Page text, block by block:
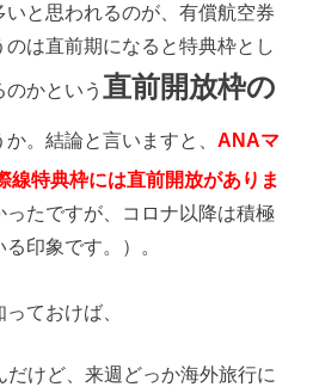
と思われるのが、有償航空券
は直前期になると特典枠とし
かという 直前開放枠の
か。結論と言いますと、ANAマ
線特典枠には直前開放がありま
ったですが、コロナ以降は積極
印象です。）。
ておけば、
だけど、来週どっか海外旅行に